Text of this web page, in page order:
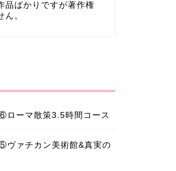
品ばかりですが著作権
ん。
ローマ散策3.5時間コース
ヴァチカン美術館&真実の